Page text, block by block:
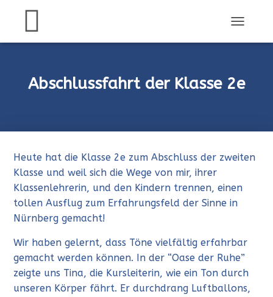
A
A
M
H
A
E
Abschlussfahrt der Klasse 2e
Heute hat die Klasse 2e zum Abschluss der zweiten
Klasse und weil sich die Wege von mir, ihrer
Klassenlehrerin, und den Kindern trennen, einen
tollen Ausflug zum Erfahrungsfeld der Sinne in
Nürnberg gemacht!
Wir haben gelernt, dass Töne vielfältig erfahrbar
gemacht werden können. In der “Oase der Ruhe”
zeigte uns Tina, die Kursleiterin, wie ein Ton durch
unseren Körper fährt. Er durchdrang Luftballons,